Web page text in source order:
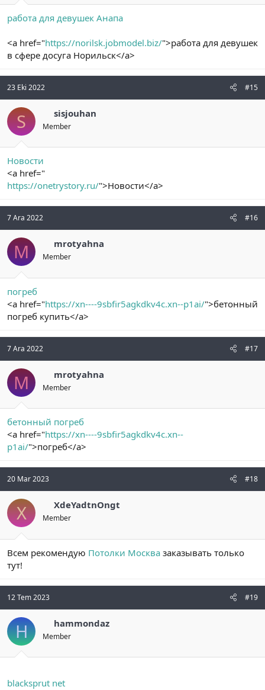
работа для девушек Анапа
<a href="https://norilsk.jobmodel.biz/">работа для девушек
в сфере досуга Норильск</a>
23 Eki 2022 #15
S sisjouhan
Member
Новости
<a href="
https://onetrystory.ru/">Новости</a>
7 Ara 2022 #16
M mrotyahna
Member
погреб
<a href="https://xn----9sbfir5agkdkv4c.xn--p1ai/">бетонный
погреб купить</a>
7 Ara 2022 #17
M mrotyahna
Member
бетонный погреб
<a href="https://xn----9sbfir5agkdkv4c.xn--
p1ai/">погреб</a>
20 Mar 2023 #18
X XdeYadtnOngt
Member
Всем рекомендую Потолки Москва заказывать только
тут!
12 Tem 2023 #19
H hammondaz
Member
blacksprut net